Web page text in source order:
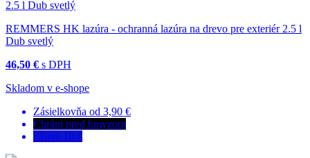
REMMERS HK lazúra - ochranná lazúra na drevo pre exteriér 2.5 l
Dub svetlý
46,50 € s DPH
Skladom v e-shope
Zásielkovňa od 3,90 €
Chráni pred hmyzom
Zľava 10 €